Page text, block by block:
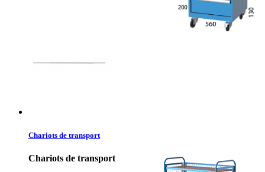
Chariots de transport
Chariots de transport